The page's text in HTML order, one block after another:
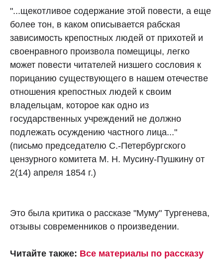
"...щекотливое содержание этой повести, а еще
более тон, в каком описывается рабская
зависимость крепостных людей от прихотей и
своенравного произвола помещицы, легко
может повести читателей низшего сословия к
порицанию существующего в нашем отечестве
отношения крепостных людей к своим
владельцам, которое как одно из
государственных учреждений не должно
подлежать осуждению частного лица..."
(письмо председателю С.-Петербургского
цензурного комитета М. Н. Мусину-Пушкину от
2(14) апреля 1854 г.)
Это была критика о рассказе "Муму" Тургенева,
отзывы современников о произведении.
Читайте также: Все материалы по рассказу